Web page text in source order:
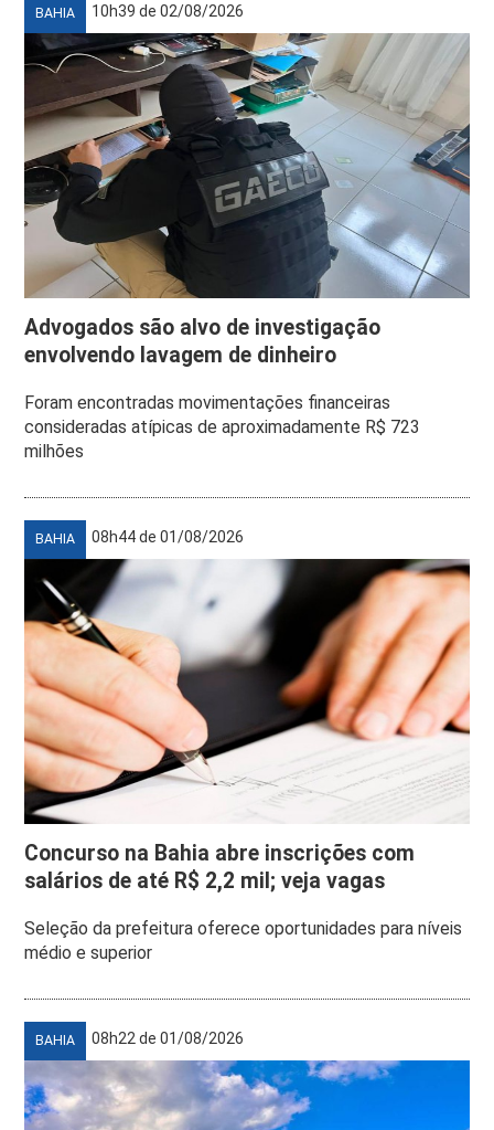
BAHIA 10h39 de 02/08/2026
Advogados são alvo de investigação
envolvendo lavagem de dinheiro
Foram encontradas movimentações financeiras
consideradas atípicas de aproximadamente R$ 723
milhões
BAHIA 08h44 de 01/08/2026
Concurso na Bahia abre inscrições com
salários de até R$ 2,2 mil; veja vagas
Seleção da prefeitura oferece oportunidades para níveis
médio e superior
BAHIA 08h22 de 01/08/2026